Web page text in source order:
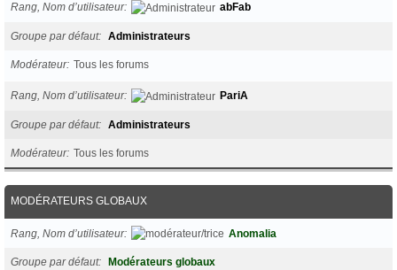
Rang, Nom d’utilisateur abFab
Groupe par défaut Administrateurs
Modérateur Tous les forums
Rang, Nom d’utilisateur PariA
Groupe par défaut Administrateurs
Modérateur Tous les forums
MODÉRATEURS GLOBAUX
Rang, Nom d’utilisateur Anomalia
Groupe par défaut Modérateurs globaux